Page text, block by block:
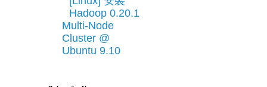
Hadoop 0.20.1
Multi-Node
Cluster @
Ubuntu 9.10